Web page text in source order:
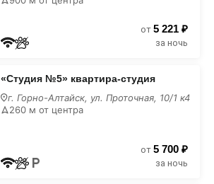
от 5 221 ₽
за ночь
«Студия №5» квартира-студия
г. Горно-Алтайск, ул. Проточная, 10/1 к4
260 м от центра
от 5 700 ₽
за ночь